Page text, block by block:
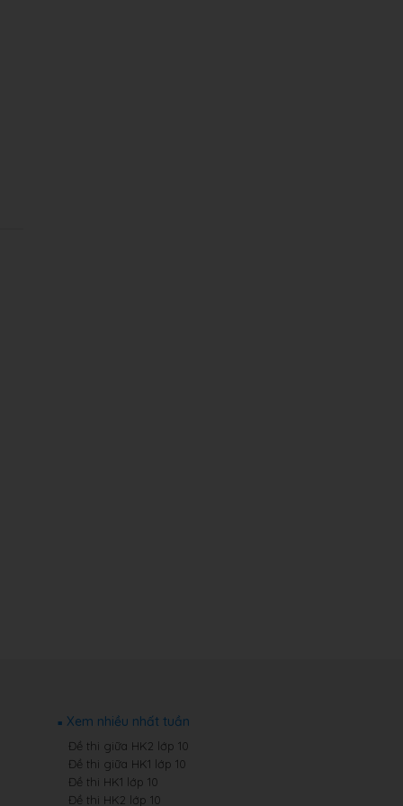
Xem nhiều nhất tuần
Đề thi giữa HK2 lớp 10
Đề thi giữa HK1 lớp 10
Đề thi HK1 lớp 10
Đề thi HK2 lớp 10